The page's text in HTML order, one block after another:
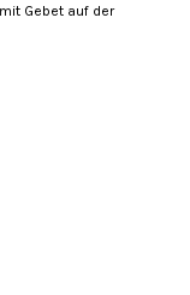
Gebet auf der